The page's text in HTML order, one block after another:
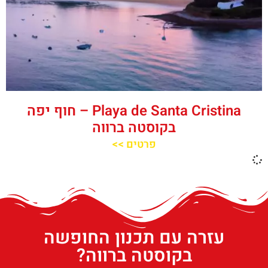
Playa de Santa Cristina – חוף יפה
בקוסטה ברווה
פרטים >>
עזרה עם תכנון החופשה
בקוסטה ברווה?